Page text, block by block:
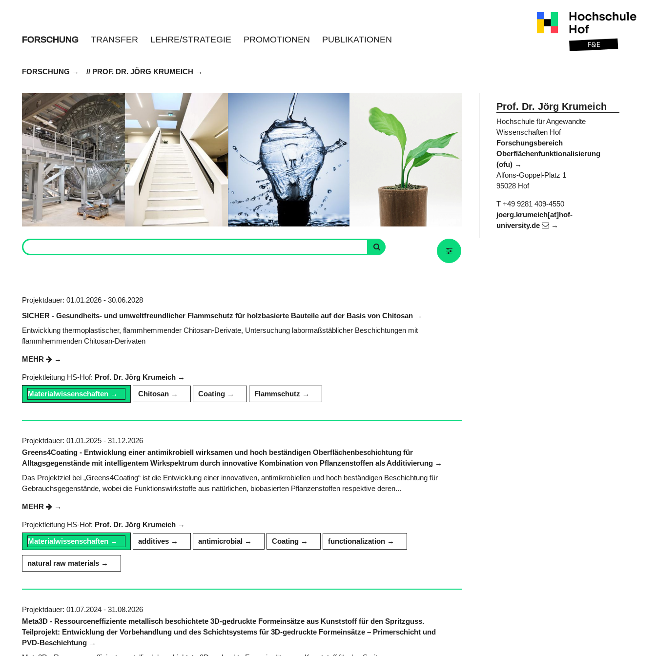
FORSCHUNG TRANSFER LEHRE/STRATEGIE PROMOTIONEN PUBLIKATIONEN
FORSCHUNG // PROF. DR. JÖRG KRUMEICH
Projektdauer: 01.01.2026 - 30.06.2028
SICHER - Gesundheits- und umweltfreundlicher Flammschutz für holzbasierte Bauteile auf der Basis von Chitosan
Entwicklung thermoplastischer, flammhemmender Chitosan-Derivate, Untersuchung labormaßstäblicher Beschichtungen mit
flammhemmenden Chitosan-Derivaten
MEHR
Projektleitung HS-Hof: Prof. Dr. Jörg Krumeich
Materialwissenschaften
Chitosan Coating Flammschutz
Projektdauer: 01.01.2025 - 31.12.2026
Greens4Coating - Entwicklung einer antimikrobiell wirksamen und hoch beständigen Oberflächenbeschichtung für
Alltagsgegenstände mit intelligentem Wirkspektrum durch innovative Kombination von Pflanzenstoffen als Additivierung
Das Projektziel bei „Greens4Coating“ ist die Entwicklung einer innovativen, antimikrobiellen und hoch beständigen Beschichtung für
Gebrauchsgegenstände, wobei die Funktionswirkstoffe aus natürlichen, biobasierten Pflanzenstoffen respektive deren...
MEHR
Projektleitung HS-Hof: Prof. Dr. Jörg Krumeich
Materialwissenschaften
additives antimicrobial Coating functionalization
natural raw materials
Projektdauer: 01.07.2024 - 31.08.2026
Meta3D - Ressourceneffiziente metallisch beschichtete 3D-gedruckte Formeinsätze aus Kunststoff für den Spritzguss.
Teilprojekt: Entwicklung der Vorbehandlung und des Schichtsystems für 3D-gedruckte Formeinsätze – Primerschicht und
PVD-Beschichtung
Prof. Dr. Jörg Krumeich
Hochschule für Angewandte
Wissenschaften Hof
Forschungsbereich
Oberflächenfunktionalisierung
(ofu)
Alfons-Goppel-Platz 1
95028 Hof
T +49 9281 409-4550
joerg.krumeich[at]hof-
university.de